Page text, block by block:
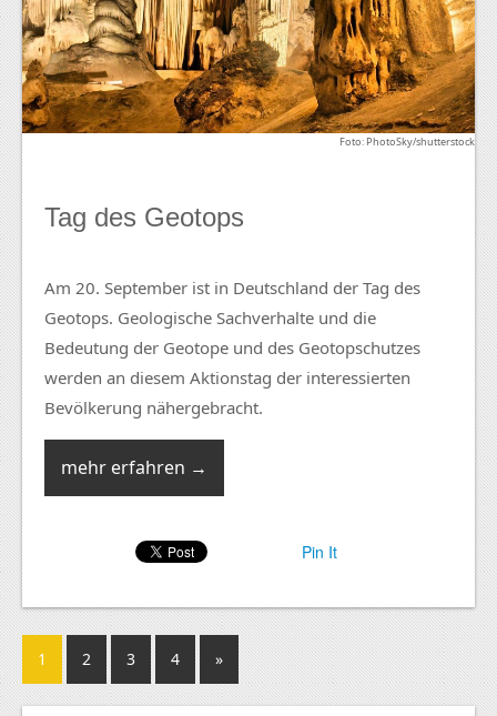
Foto: PhotoSky/shutterstock
Tag des Geotops
Am 20. September ist in Deutschland der Tag des
Geotops. Geologische Sachverhalte und die
Bedeutung der Geotope und des Geotopschutzes
werden an diesem Aktionstag der interessierten
Bevölkerung nähergebracht.
mehr erfahren →
Pin It
1 2 3 4 »